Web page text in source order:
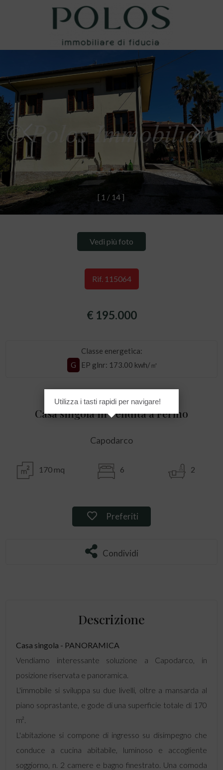
[ 1 / 14 ]
Vedi più foto
Rif. 115064
€ 195.000
Classe energetica:
G
EP glnr: 173.00 kwh/㎡
Casa singola in Vendita a Fermo
Capodarco
170 mq 6 2
Preferiti: Rif. 115064
Preferiti
Condividi
Condividi
Descrizione
Casa singola - PANORAMICA
Vendiamo interessante soluzione a Capodarco, in
posizione riservata e panoramica.
L'immobile si sviluppa su due livelli, oltre a mansarda al
piano soprastante, e gode di una superficie totale di 170
m².
L'abitazione si compone di ingresso su disimpegno che
conduce a cucina abitabile, luminoso e accogliente
soggiorno, n. 2 camere e bagno finestrato. Una comoda
Utilizza i tasti rapidi per navigare!